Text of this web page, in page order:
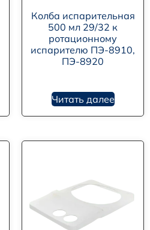
Колба испарительная
500 мл 29/32 к
ротационному
испарителю ПЭ-8910,
ПЭ-8920
Читать далее